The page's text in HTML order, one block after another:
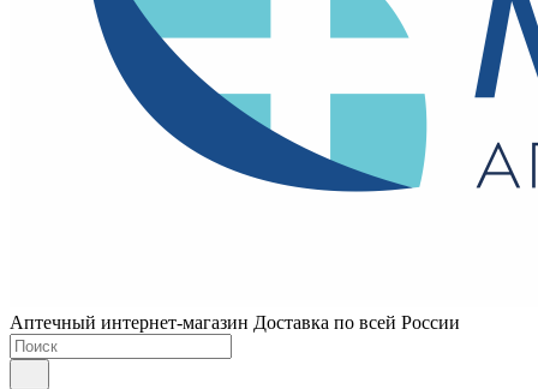
Аптечный интернет-магазин Доставка по всей России